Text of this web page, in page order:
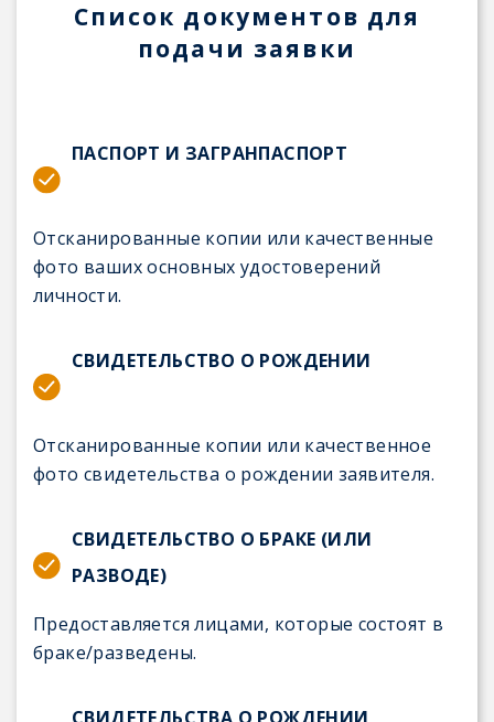
Список документов для
подачи заявки
ПАСПОРТ И ЗАГРАНПАСПОРТ
Отсканированные копии или качественные
фото ваших основных удостоверений
личности.
СВИДЕТЕЛЬСТВО О РОЖДЕНИИ
Отсканированные копии или качественное
фото свидетельства о рождении заявителя.
СВИДЕТЕЛЬСТВО О БРАКЕ (ИЛИ
РАЗВОДЕ)
Предоставляется лицами, которые состоят в
браке/разведены.